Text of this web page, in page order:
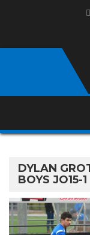
DYLAN
BOYS JO15-1